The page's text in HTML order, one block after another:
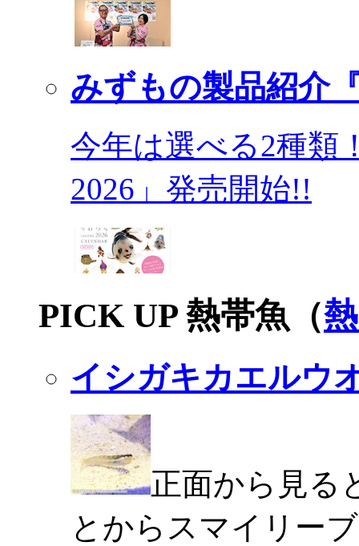
みずもの製品紹介
今年は選べる2種類
2026」発売開始!!
PICK UP 熱帯魚（
イシガキカエルウ
正面から見る
とからスマイリー